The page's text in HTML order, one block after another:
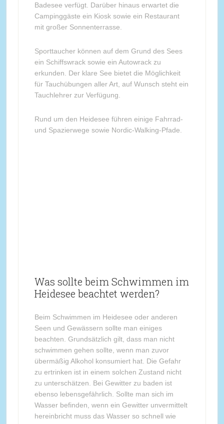
Badesee verfügt. Darüber hinaus erwartet die
Campinggäste ein Kiosk sowie ein Restaurant
mit großer Sonnenterrasse.
Sporttaucher können auf dem Grund des Sees
ein Schiffswrack sowie ein Autowrack zu
erkunden. Der klare See bietet die Möglichkeit
für Tauchübungen aller Art, auf Wunsch steht ein
Tauchlehrer zur Verfügung.
Rund um den Heidesee führen einige Fahrrad-
und Spazierwege sowie Nordic-Walking-Pfade.
Was sollte beim Schwimmen im
Heidesee beachtet werden?
Beim Schwimmen im Heidesee oder anderen
Seen und Gewässern sollte man einiges
beachten. Grundsätzlich gilt, dass man nicht
schwimmen gehen sollte, wenn man zuvor
übermäßig Alkohol konsumiert hat. Die Gefahr
zu ertrinken ist in einem solchen Zustand nicht
zu unterschätzen. Bei Gewitter zu baden ist
ebenso lebensgefährlich. Sollte man sich im
Wasser befinden, wenn ein Gewitter unvermittelt
hereinbricht muss das Wasser so schnell wie